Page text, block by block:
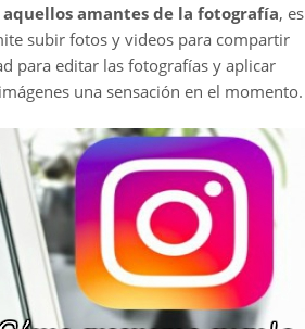
amantes de la fotografía, es
subir fotos y videos para compartir
para editar las fotografías y aplicar
una sensación en el momento.